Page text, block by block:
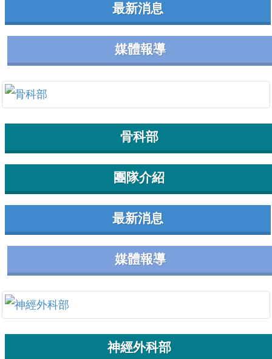
最新消息
媒體報導
骨科部
團隊介紹
最新消息
媒體報導
神經外科部